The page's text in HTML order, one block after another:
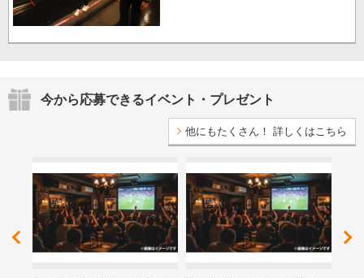
今から応募できるイベント・プレゼント
他にもたくさん！ 詳しくはこちら